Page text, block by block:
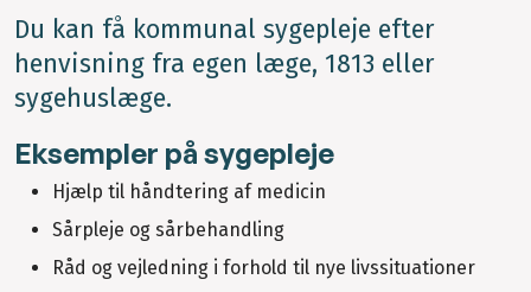
Du kan få kommunal sygepleje efter
henvisning fra egen læge, 1813 eller
sygehuslæge.
Eksempler på sygepleje
Hjælp til håndtering af medicin
Sårpleje og sårbehandling
Råd og vejledning i forhold til nye livssituationer